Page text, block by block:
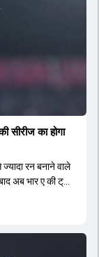
सीरीज का होगा
रन बनाने वाले
अब भार ए की ट्राई